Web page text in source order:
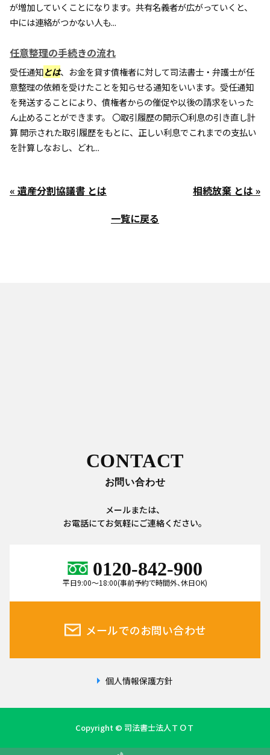
が増加していくことになります。共有名義者が広がっていくと、
中には連絡がつかない人も...
任意整理の手続きの流れ
受任通知とは、お金を貸す債権者に対して司法書士・弁護士が任
意整理の依頼を受けたことを知らせる通知をいいます。受任通知
を発送することにより、債権者からの催促や以後の請求をいった
ん止めることができます。 〇取引履歴の開示〇利息の引き直し計
算 開示された取引履歴をもとに、正しい利息でこれまでの支払い
を計算しなおし、どれ...
« 遺産分割協議書 とは
相続放棄 とは »
一覧に戻る
CONTACT
お問い合わせ
メールまたは、
お電話にてお気軽にご連絡ください。
0120-842-900
平日9:00～18:00(事前予約で時間外、休日OK)
メールでのお問い合わせ
個人情報保護方針
Copyright © 司法書士法人ＴＯＴ